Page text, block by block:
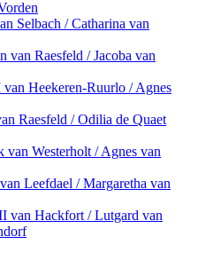
Selbach / Catharina van
van Raesfeld / Jacoba van
Heekeren-Ruurlo / Agnes
Raesfeld / Odilia de Quaet
van Westerholt / Agnes van
Leefdael / Margaretha van
van Hackfort / Lutgard van